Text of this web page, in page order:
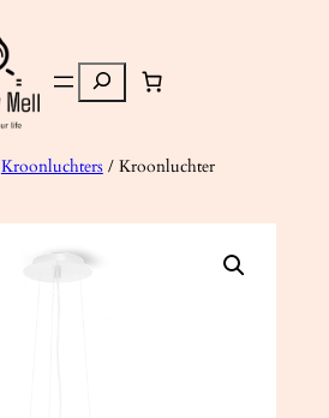
Zoeken
Kroonluchters/ Kroonluchter